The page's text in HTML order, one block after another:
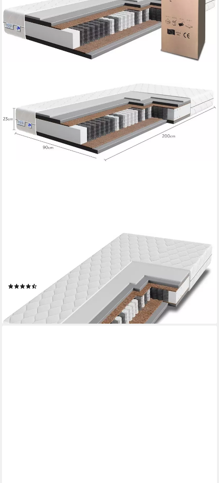
Taschenfederkernmatratze orthopädische 7-Zonen, zwei
unterschiedlich feste Liegeseiten, Wendematratze, Größe: 90 x
200 cm, H1 + H2 Basic
ab 186,70 €
(0,93 €/ 1 Stk)
lieferbar - in 3-4 Werktagen bei dir